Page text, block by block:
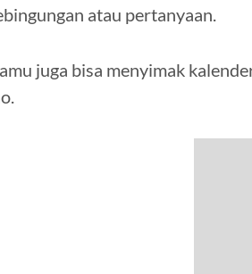
atau pertanyaan.
juga bisa menyimak